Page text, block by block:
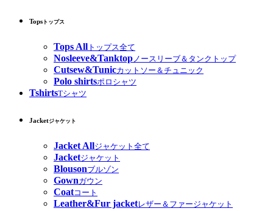
Tops トップス
Tops All トップス全て
Nosleeve&Tanktop ノースリーブ＆タンクトップ
Cutsew&Tunicカットソー＆チュニック
Polo shirtsポロシャツ
TshirtsTシャツ
Jacketジャケット
Jacket Allジャケット全て
Jacketジャケット
Blousonブルゾン
Gownガウン
Coatコート
Leather&Fur jacketレザー＆ファージャケット